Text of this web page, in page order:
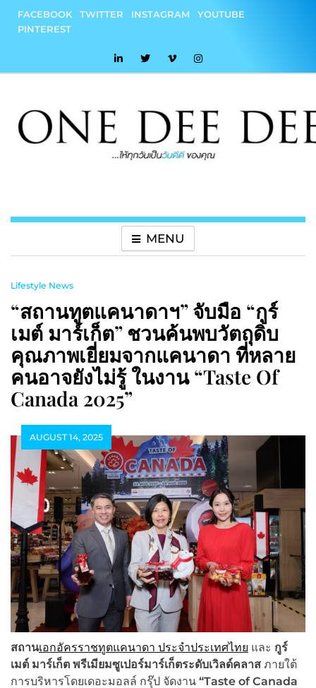
content
FACEBOOK TWITTER INSTAGRAM
YOUTUBE
PINTEREST
MENU
Lifestyle News
“สถานทูตแคนาดาฯ” จับมือ “กูร์
เมต์ มาร์เก็ต” ชวนค้นพบวัตถุดิบ
คุณภาพเยี่ยมจากแคนาดา ที่หลาย
คนอาจยังไม่รู้ ในงาน “Taste Of
Canada 2025”
AUGUST 14, 2025
สถานเอกอัครราชทูตแคนาดา ประจำประเทศไทย และ กูร์
เมต์ มาร์เก็ต พรีเมียมซูเปอร์มาร์เก็ตระดับเวิลด์คลาส ภายใต้
การบริหารโดยเดอะมอลล์ กรุ๊ป จัดงาน “Taste of Canada